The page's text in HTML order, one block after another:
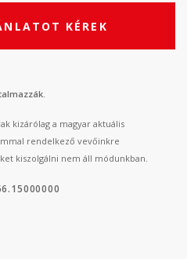
KÉREK
kizárólag a magyar aktuális
rendelkező vevőinkre
kiszolgálni nem áll módunkban.